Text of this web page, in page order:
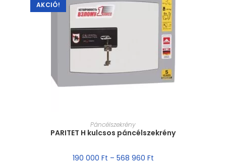
AKCIÓ!
MÉRET VÁLASZTÁSA
Páncélszekrény
PARITET H kulcsos páncélszekrény
190 000 Ft – 568 960 Ft